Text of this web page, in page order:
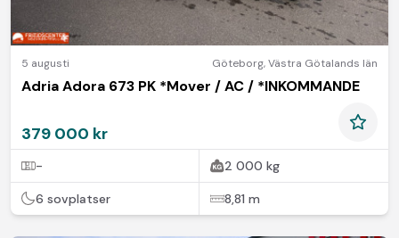
5 augusti Göteborg,Västra Götalands län
Adria Adora 673 PK *Mover / AC / *INKOMMANDE
379 000 kr
- 2 000 kg
6 sovplatser 8,81 m